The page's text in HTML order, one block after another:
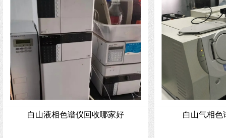
白山液相色谱仪回收哪家好 白山气相色